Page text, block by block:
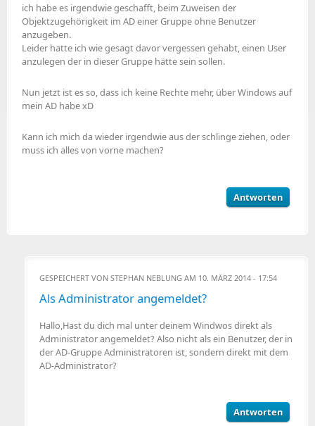
ich habe es irgendwie geschafft, beim Zuweisen der
Objektzugehörigkeit im AD einer Gruppe ohne Benutzer
anzugeben.
Leider hatte ich wie gesagt davor vergessen gehabt, einen User
anzulegen der in dieser Gruppe hätte sein sollen.
Nun jetzt ist es so, dass ich keine Rechte mehr, über Windows auf
mein AD habe xD
Kann ich mich da wieder irgendwie aus der schlinge ziehen, oder
muss ich alles von vorne machen?
Antworten
GESPEICHERT VON STEPHAN NEBLUNG AM 10. MÄRZ 2014 - 17:54
Als Administrator angemeldet?
Hallo,Hast du dich mal unter deinem Windwos direkt als
Administrator angemeldet? Also nicht als ein Benutzer, der in
der AD-Gruppe Administratoren ist, sondern direkt mit dem
AD-Administrator?
Antworten